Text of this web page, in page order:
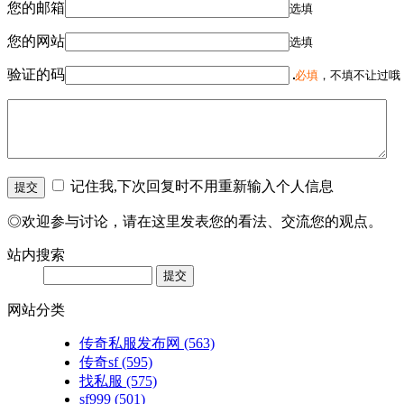
您的邮箱 选填
您的网站 选填
验证的码 必填 ，不填不让过
记住我,下次回复时不用重新输入个人信息
◎欢迎参与讨论，请在这里发表您的看法、交流您的观点。
站内搜索
网站分类
传奇私服发布网 (563)
传奇sf(595)
找私服 (575)
sf999 (501)